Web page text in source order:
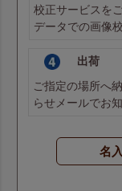
校正サービスを
データでの画像
出荷
ご指定の場所へ
らせメールでお
名